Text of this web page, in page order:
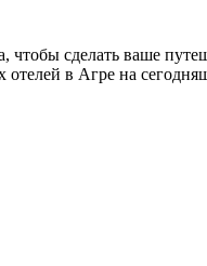
чтобы сделать ваше
в Агре на